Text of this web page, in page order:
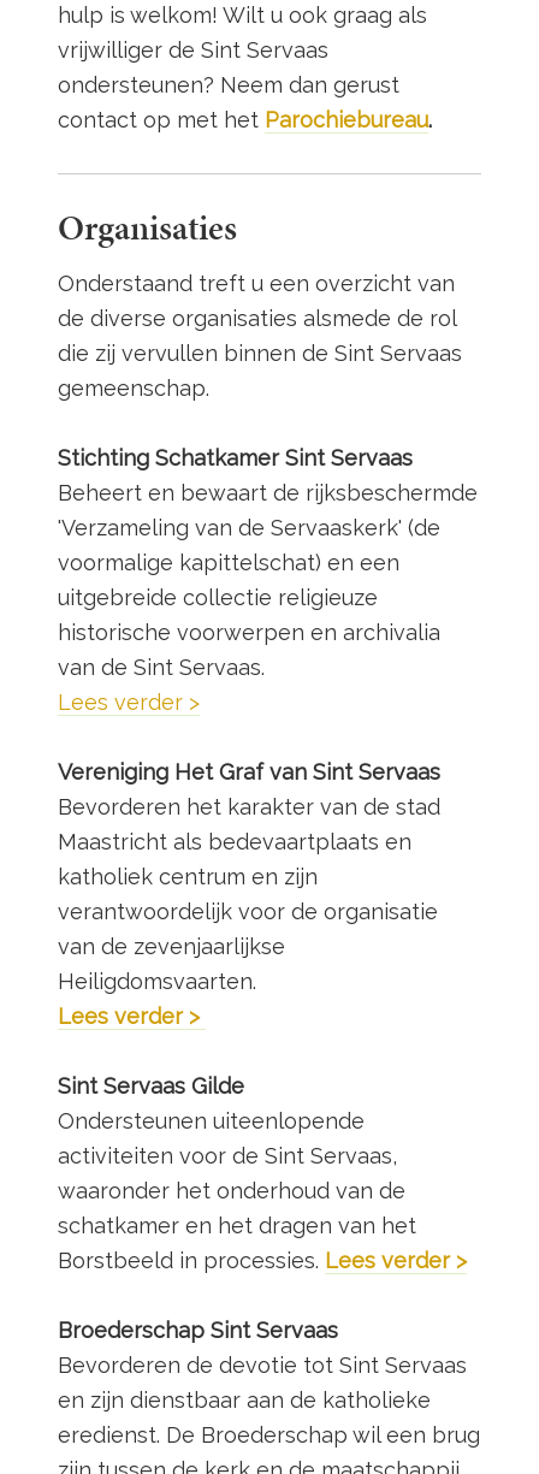
hulp is welkom! Wilt u ook graag als
vrijwilliger de Sint Servaas
ondersteunen? Neem dan gerust
contact op met het Parochiebureau.
Organisaties
Onderstaand treft u een overzicht van
de diverse organisaties alsmede de rol
die zij vervullen binnen de Sint Servaas
gemeenschap.
Stichting Schatkamer Sint Servaas
Beheert en bewaart de rijksbeschermde
'Verzameling van de Servaaskerk' (de
voormalige kapittelschat) en een
uitgebreide collectie religieuze
historische voorwerpen en archivalia
van de Sint Servaas.
Lees verder >
Vereniging Het Graf van Sint Servaas
Bevorderen het karakter van de stad
Maastricht als bedevaartplaats en
katholiek centrum en zijn
verantwoordelijk voor de organisatie
van de zevenjaarlijkse
Heiligdomsvaarten.
Lees verder >
Sint Servaas Gilde
Ondersteunen uiteenlopende
activiteiten voor de Sint Servaas,
waaronder het onderhoud van de
schatkamer en het dragen van het
Borstbeeld in processies. Lees verder >
Broederschap Sint Servaas
Bevorderen de devotie tot Sint Servaas
en zijn dienstbaar aan de katholieke
eredienst. De Broederschap wil een brug